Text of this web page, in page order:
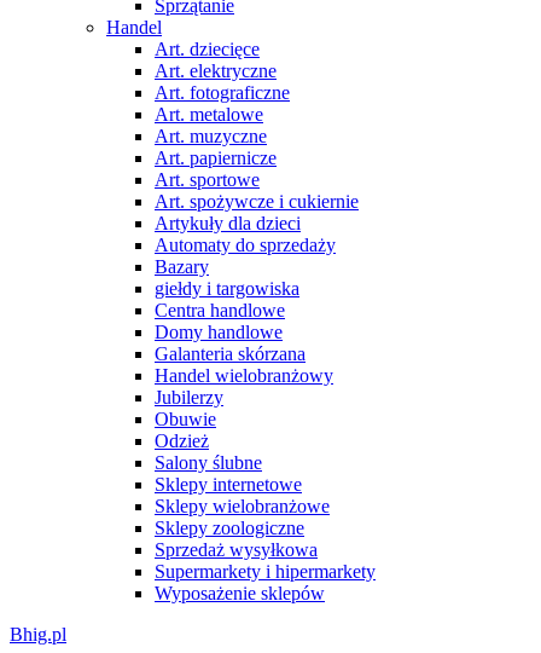
Sprzątanie
Handel
Art. dziecięce
Art. elektryczne
Art. fotograficzne
Art. metalowe
Art. muzyczne
Art. papiernicze
Art. sportowe
Art. spożywcze i cukiernie
Artykuły dla dzieci
Automaty do sprzedaży
Bazary
giełdy i targowiska
Centra handlowe
Domy handlowe
Galanteria skórzana
Handel wielobranżowy
Jubilerzy
Obuwie
Odzież
Salony ślubne
Sklepy internetowe
Sklepy wielobranżowe
Sklepy zoologiczne
Sprzedaż wysyłkowa
Supermarkety i hipermarkety
Wyposażenie sklepów
Bhig.pl